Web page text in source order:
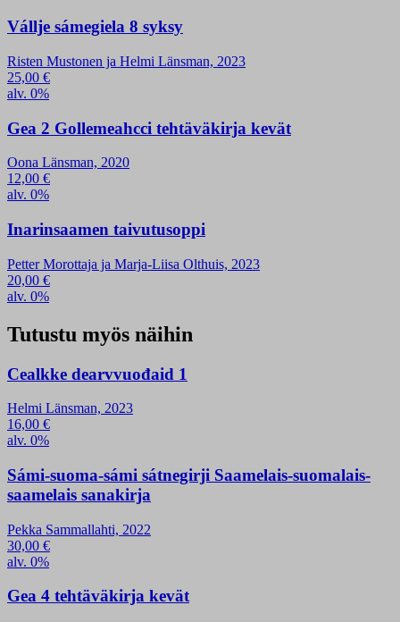
Vállje sámegiela 8 syksy
Risten Mustonen ja Helmi Länsman, 2023
25,00 €
alv. 0%
Gea 2 Gollemeahcci tehtäväkirja kevät
Oona Länsman, 2020
12,00 €
alv. 0%
Inarinsaamen taivutusoppi
Petter Morottaja ja Marja-Liisa Olthuis, 2023
20,00 €
alv. 0%
Tutustu myös näihin
Cealkke dearvvuođaid 1
Helmi Länsman, 2023
16,00 €
alv. 0%
Sámi-suoma-sámi sátnegirji Saamelais-suomalais-
saamelais sanakirja
Pekka Sammallahti, 2022
30,00 €
alv. 0%
Gea 4 tehtäväkirja kevät